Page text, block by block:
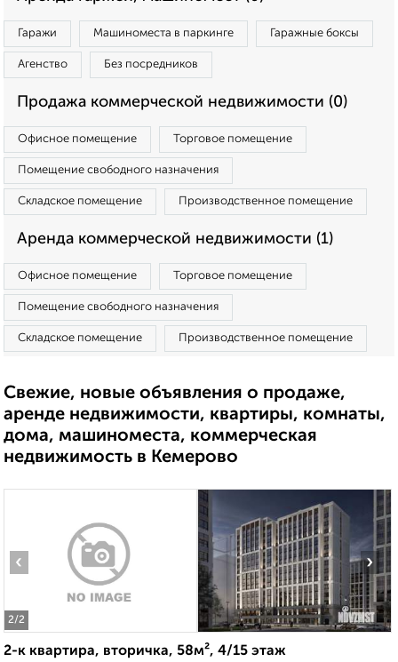
Гаражи Машиноместа в паркинге Гаражные боксы
Агенство Без посредников
Продажа коммерческой недвижимости (0)
Офисное помещение Торговое помещение
Помещение свободного назначения
Складское помещение Производственное помещение
Аренда коммерческой недвижимости (1)
Офисное помещение Торговое помещение
Помещение свободного назначения
Складское помещение Производственное помещение
Свежие, новые объявления о продаже,
аренде недвижимости, квартиры, комнаты,
дома, машиноместа, коммерческая
недвижимость в Кемерово
2/2
‹ ›
2-к квартира, вторичка, 58м², 4/15 этаж